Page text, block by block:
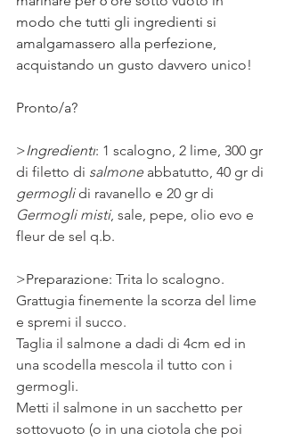
modo che tutti gli ingredienti si
amalgamassero alla perfezione,
acquistando un gusto davvero unico!⠀
Pronto/a?
>Ingredienti: 1 scalogno, 2 lime, 300 gr
di filetto di salmone abbatutto, 40 gr di
germogli di ravanello e 20 gr di
Germogli misti, sale, pepe, olio evo e
fleur de sel q.b.
>Preparazione: Trita lo scalogno.
Grattugia finemente la scorza del lime
e spremi il succo.
Taglia il salmone a dadi di 4cm ed in
una scodella mescola il tutto con i
germogli.
Metti il salmone in un sacchetto per
sottovuoto (o in una ciotola che poi